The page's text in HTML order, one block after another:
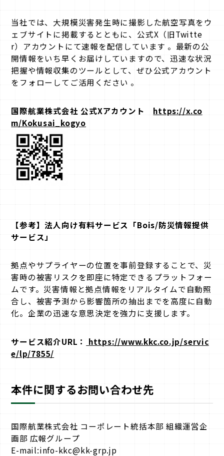
当社では、大規模災害発生時に撮影した航空写真をウ
ェブサイトに掲載するとともに、公式X（旧Twitte
r）アカウントにて速報を配信しています 。最新の公
開情報をいち早くお届けしていますので、迅速な状況
把握や情報収集のツールとして、ぜひ公式アカウント
をフォローしてご活用ください 。
国際航業株式会社 公式Xアカウント https://x.co
m/Kokusai_kogyo
【参考】法人向け有料サービス「Bois/防災情報提供
サービス」
拠点やサプライヤーの位置を事前登録することで、災
害時の被害リスクを即座に特定できるプラットフォー
ムです。災害情報と拠点情報をリアルタイムで自動照
合し、被害予測から影響箇所の抽出までを高度に自動
化。企業の迅速な意思決定を強力に支援します。
サービス紹介URL：
https://www.kkc.co.jp/servic
e/lp/7855/
本件に関するお問い合わせ先
国際航業株式会社 コーポレート統括本部 組織運営企
画部 広報グループ
E-mail:info-kkc@kk-grp.jp